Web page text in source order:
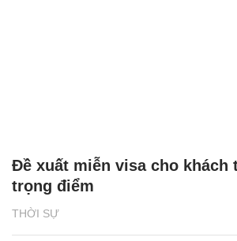
THỜI SỰ
Đề xuất miễn visa cho khách
trọng điểm